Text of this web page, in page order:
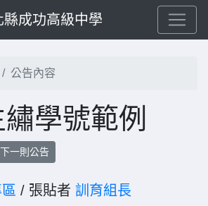
縣成功高級中學
公告內容
學號範例
下一則公告
/ 張貼者 訓育組長